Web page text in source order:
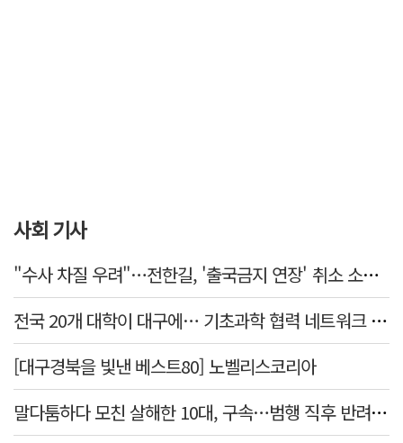
사회 기사
"수사 차질 우려"…전한길, '출국금지 연장' 취소 소송 패소
전국 20개 대학이 대구에… 기초과학 협력 네트워크 출범하다
[대구경북을 빛낸 베스트80] 노벨리스코리아
말다툼하다 모친 살해한 10대, 구속…범행 직후 반려견도 죽여